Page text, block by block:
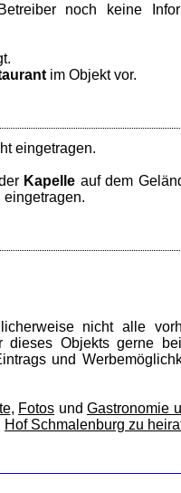
noch keine
im Objekt vor.
eingetragen.
Kapelle auf dem
nicht alle
dieses Objekts gerne bei
und
, Fotos und Gastronomie
Hof Schmalenburg zu